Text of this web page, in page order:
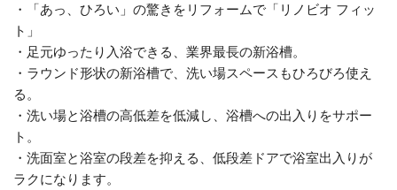
・「あっ、ひろい」の驚きをリフォームで「リノビオ フィッ
ト」
・足元ゆったり入浴できる、業界最長の新浴槽。
・ラウンド形状の新浴槽で、洗い場スペースもひろびろ使え
る。
・洗い場と浴槽の高低差を低減し、浴槽への出入りをサポー
ト。
・洗面室と浴室の段差を抑える、低段差ドアで浴室出入りが
ラクになります。